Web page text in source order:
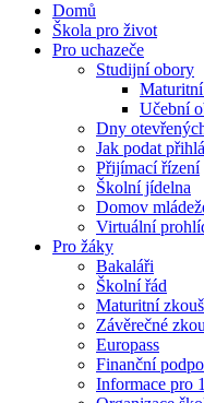
Domů
Škola pro život
Pro uchazeče
Studijní obory
Učební
Dny
Jak podat
Přijímací řízení
Školní jídelna
Domov
Virtuální
Pro žáky
Bakaláři
Školní řád
Maturitní
Závěrečné
Europass
Finanční
Informace pro